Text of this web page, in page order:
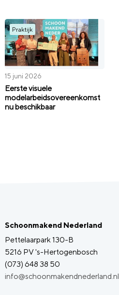
Praktijk
15 juni 2026
Eerste visuele
modelarbeidsovereenkomst
nu beschikbaar
Schoonmakend Nederland
Pettelaarpark 130-B
5216 PV 's-Hertogenbosch
(073) 648 38 50
info@schoonmakendnederland.nl